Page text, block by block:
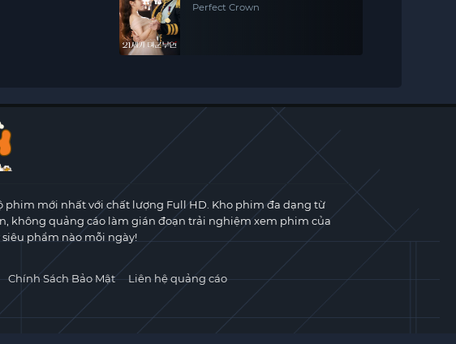
Perfect Crown
phim mới nhất với chất lượng Full HD. Kho phim đa dạng từ
không quảng cáo làm gián đoạn trải nghiệm xem phim của
phẩm nào mỗi ngày!
Chính Sách Bảo Mật Liên hệ quảng cáo